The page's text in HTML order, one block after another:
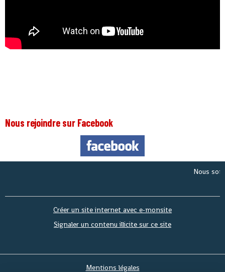
Nous rejoindre sur Facebook
Nous
Créer un site internet avec e-monsite
Signaler un contenu illicite sur ce site
Mentions légales